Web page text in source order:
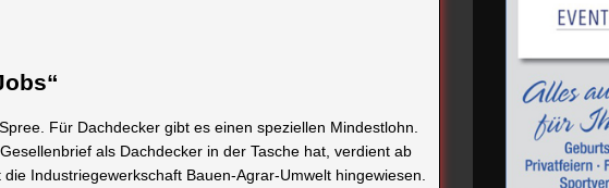
Für Dachdecker gibt es einen speziellen Mindestlohn.
als Dachdecker in der Tasche hat, verdient ab
Industriegewerkschaft Bauen-Agrar-Umwelt hingewiesen.